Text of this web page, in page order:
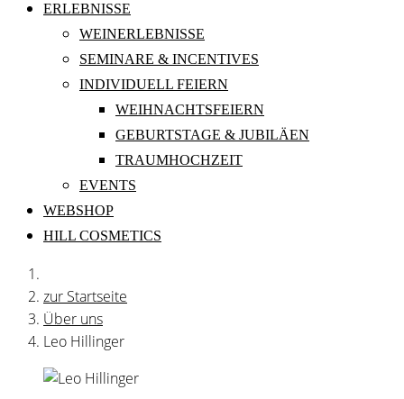
ERLEBNISSE
WEINERLEBNISSE
SEMINARE & INCENTIVES
INDIVIDUELL FEIERN
WEIHNACHTSFEIERN
GEBURTSTAGE & JUBILÄEN
TRAUMHOCHZEIT
EVENTS
WEBSHOP
HILL COSMETICS
zur Startseite
Über uns
Leo Hillinger